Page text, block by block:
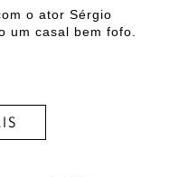
o ator Sérgio
um casal bem fofo.